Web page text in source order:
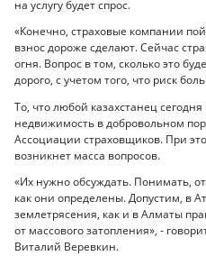
на услугу будет спрос.
«Конечно, страховые компании
взнос дороже сделают. Сейчас
огня. Вопрос в том, сколько это
дорого, с учетом того, что риск
То, что любой казахстанец
недвижимость в добровольном
Ассоциации страховщиков. При
возникнет масса вопросов.
«Их нужно обсуждать. Понимать,
как они определены. Допустим, в
землетрясения, как и в Алматы
от массового затопления», -
Виталий Веревкин.